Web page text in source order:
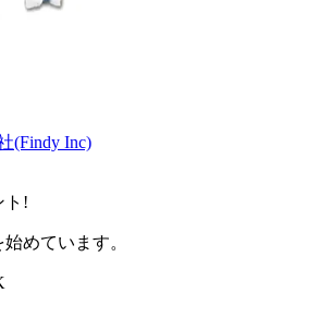
(Findy Inc)
ト!
めています。